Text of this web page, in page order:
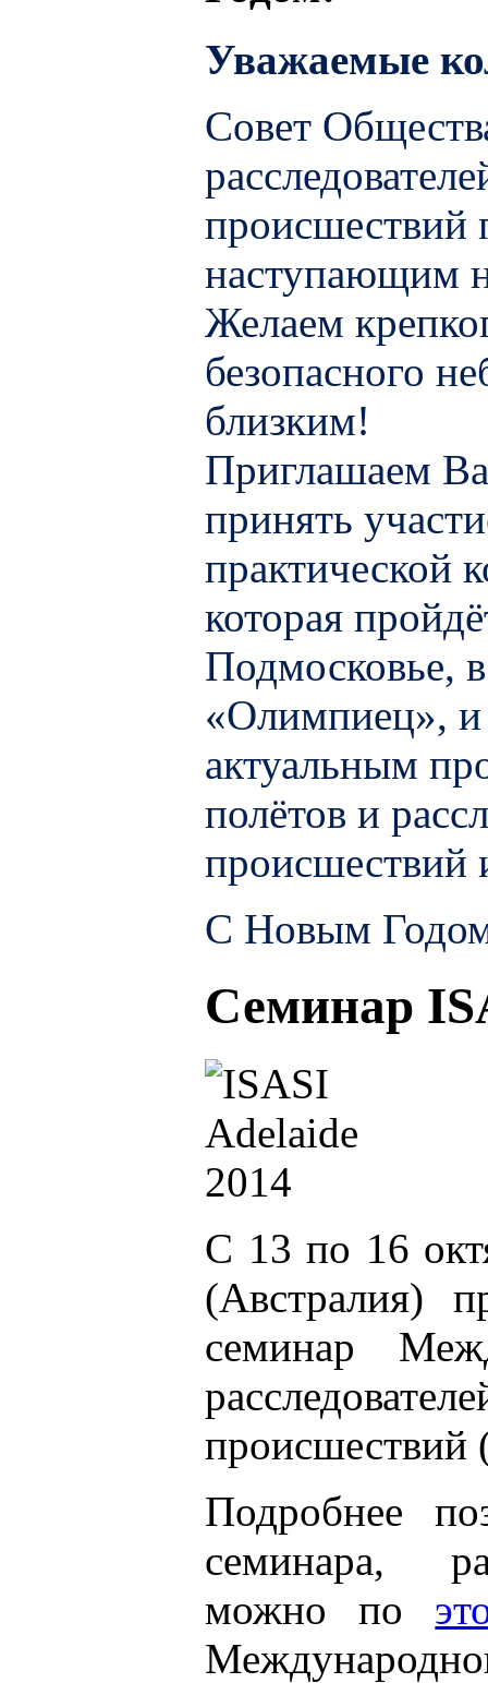
Уважаемые
Совет
происшествий
наступающим
Желаем
безопасного
близким!
Приглашаем
принять
практической
которая
Подмосковье,
«Олимпиец»,
актуальным
полётов и
происшествий
С Новым
Семинар
С 13 по 16
(Австралия)
семинар
происшествий
Подробнее
семинара,
можно по